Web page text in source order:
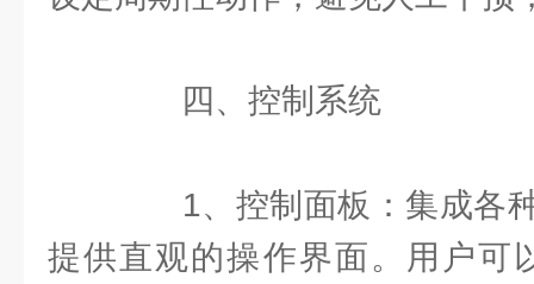
四、控制系统
1、控制面板：集成各种
提供直观的操作界面。用户可